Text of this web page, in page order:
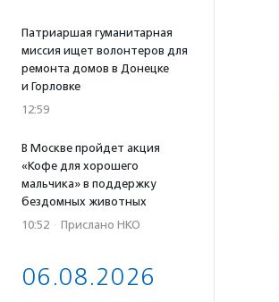
Патриаршая гуманитарная
миссия ищет волонтеров для
ремонта домов в Донецке
и Горловке
12:59
В Москве пройдет акция
«Кофе для хорошего
мальчика» в поддержку
бездомных животных
10:52 · Прислано НКО
06.08.2026